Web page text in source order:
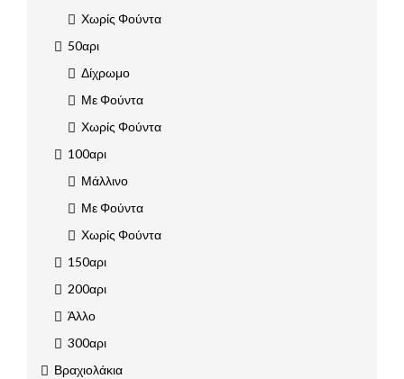
Χωρίς Φούντα
50αρι
Δίχρωμο
Με Φούντα
Χωρίς Φούντα
100αρι
Μάλλινο
Με Φούντα
Χωρίς Φούντα
150αρι
200αρι
Άλλο
300αρι
Βραχιολάκια